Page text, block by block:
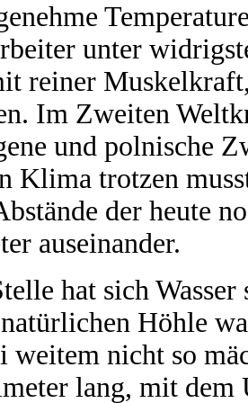
unter
reiner
Im Zweiten
und polnische
Klima trotzen
der heute
auseinander.
hat sich
Höhle
weitem nicht so
lang, mit dem